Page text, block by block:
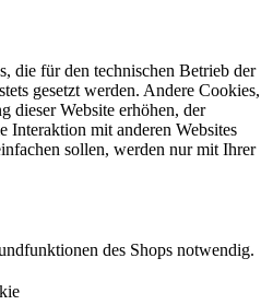
die für den technischen Betrieb der
gesetzt werden. Andere Cookies,
dieser Website erhöhen, der
Interaktion mit anderen Websites
sollen, werden nur mit Ihrer
des Shops notwendig.